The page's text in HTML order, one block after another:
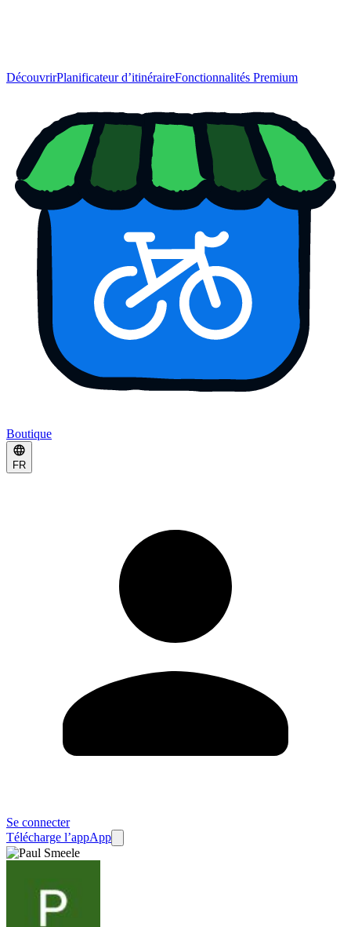
DécouvrirPlanificateur d’itinéraireFonctionnalités Premium
Boutique
FR
Se connecter
Télécharge l’appApp